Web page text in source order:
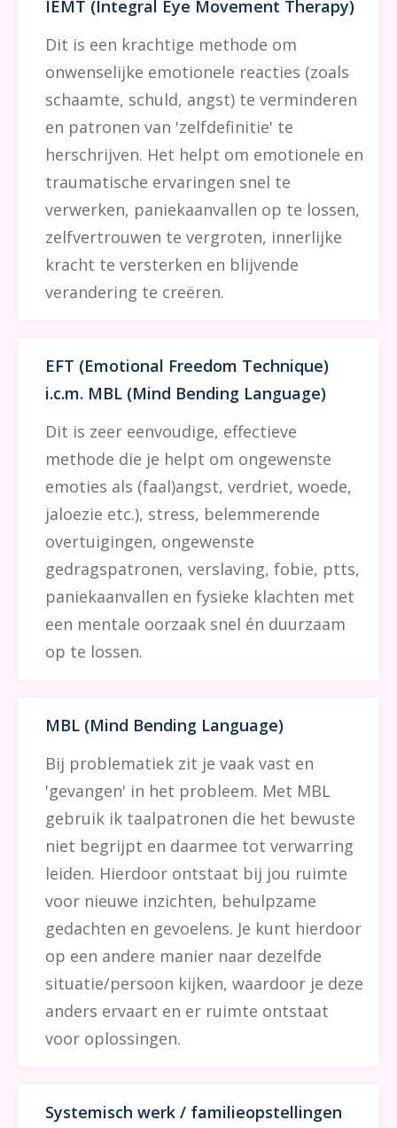
IEMT (Integral Eye Movement Therapy)
Dit is een krachtige methode om
onwenselijke emotionele reacties (zoals
schaamte, schuld, angst) te verminderen
en patronen van 'zelfdefinitie' te
herschrijven. Het helpt om emotionele en
traumatische ervaringen snel te
verwerken, paniekaanvallen op te lossen,
zelfvertrouwen te vergroten, innerlijke
kracht te versterken en blijvende
verandering te creëren.
EFT (Emotional Freedom Technique)
i.c.m. MBL (Mind Bending Language)
Dit is zeer eenvoudige, effectieve
methode die je helpt om ongewenste
emoties als (faal)angst, verdriet, woede,
jaloezie etc.), stress, belemmerende
overtuigingen, ongewenste
gedragspatronen, verslaving, fobie, ptts,
paniekaanvallen en fysieke klachten met
een mentale oorzaak snel én duurzaam
op te lossen.
MBL (Mind Bending Language)
Bij problematiek zit je vaak vast en
'gevangen' in het probleem. Met MBL
gebruik ik taalpatronen die het bewuste
niet begrijpt en daarmee tot verwarring
leiden. Hierdoor ontstaat bij jou ruimte
voor nieuwe inzichten, behulpzame
gedachten en gevoelens. Je kunt hierdoor
op een andere manier naar dezelfde
situatie/persoon kijken, waardoor je deze
anders ervaart en er ruimte ontstaat
voor oplossingen.
Systemisch werk / familieopstellingen